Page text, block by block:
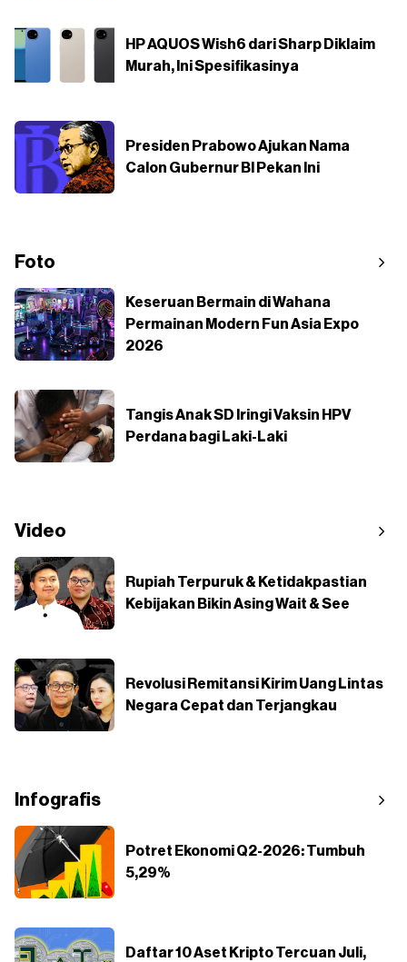
HP AQUOS Wish6 dari Sharp Diklaim
Murah, Ini Spesifikasinya
Presiden Prabowo Ajukan Nama
Calon Gubernur BI Pekan Ini
Foto
Keseruan Bermain di Wahana
Permainan Modern Fun Asia Expo
2026
Tangis Anak SD Iringi Vaksin HPV
Perdana bagi Laki-Laki
Video
Rupiah Terpuruk & Ketidakpastian
Kebijakan Bikin Asing Wait & See
Revolusi Remitansi Kirim Uang Lintas
Negara Cepat dan Terjangkau
Infografis
Potret Ekonomi Q2-2026: Tumbuh
5,29%
Daftar 10 Aset Kripto Tercuan Juli,